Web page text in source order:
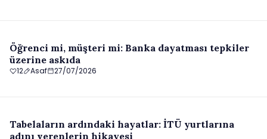
Öğrenci mi, müşteri mi: Banka dayatması tepkiler
üzerine askıda
12 Asaf 27/07/2026
Tabelaların ardındaki hayatlar: İTÜ yurtlarına
adını verenlerin hikayesi